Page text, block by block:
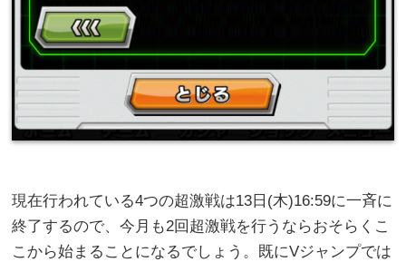
現在行われている4つの超激戦は13日(木)16:59に一斉に
終了するので、今月も2回超激戦を行うならおそらくこ
こから始まることになるでしょう。既にVジャンプでは